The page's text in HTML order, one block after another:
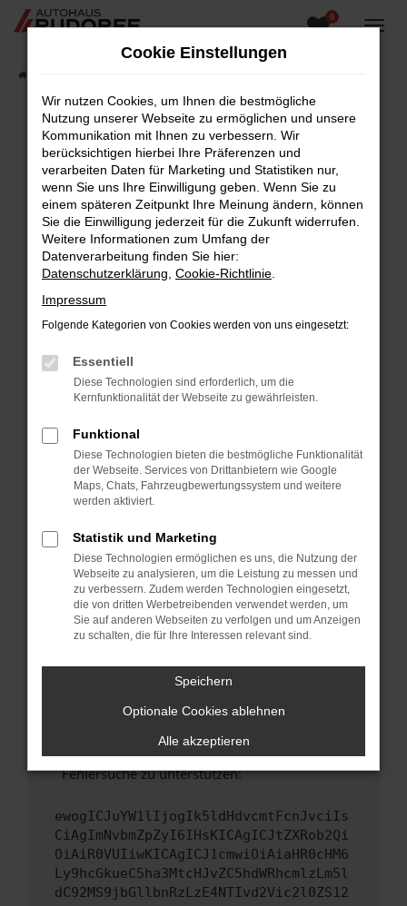
Zum
0
Fehler: Network Error
Beim Laden ist ein Fehler aufgetreten.
Hier sind ein paar Tipps, die dir helfen können:
Überprüfe deine Firewall und deine
Internetverbindung.
Laden andere Webseiten, zum Beispiel deine
Suchmaschine?
Prüfe deine Browsererweiterungen.
Manche Erweiterungen, wie Werbeblocker,
können das Laden bestimmter Seiten
verhindern. Funktioniert die Seite in einem
Fenster?
Starte dein Gerät neu.
Das kann manchmal helfen, vorübergehende
Probleme zu beheben.
Betriebssystem auf dem neuesten Stand
sind.
Veraltete Software birgt nicht nur ein
Sicherheitsrisiko, sondern kann auch dazu
führen, dass bestimmte Funktionen nicht mehr
unterstützt werden.
Wende dich an den Webseitenbetreiber.
Wenn du alle oben genannten Schritte versucht
hast, kontaktiere uns bitte. Wir werden
versuchen, das Problem zu beheben. Du kannst
uns diesen Text schicken, um uns bei der
Fehlersuche zu unterstützen:
ewogICJuYW1lIjogIk5ldHdvcmtFcnJvciIs
CiAgImNvbmZpZyI6IHsKICAgICJtZXRob2Qi
OiAiR0VUIiwKICAgICJ1cmwiOiAiaHR0cHM6
Ly9hcGkueC5ha3MtcHJvZC5hdWRhcmlzLm5l
dC92MS9jbGllbnRzLzE4NTIvd2Vic2l0ZS12
Cookie Einstellungen
Wir nutzen Cookies, um Ihnen die bestmögliche
Nutzung unserer Webseite zu ermöglichen und unsere
Kommunikation mit Ihnen zu verbessern. Wir
berücksichtigen hierbei Ihre Präferenzen und
verarbeiten Daten für Marketing und Statistiken nur,
wenn Sie uns Ihre Einwilligung geben. Wenn Sie zu
einem späteren Zeitpunkt Ihre Meinung ändern, können
Sie die Einwilligung jederzeit für die Zukunft widerrufen.
Weitere Informationen zum Umfang der
Datenverarbeitung finden Sie hier:
Datenschutzerklärung Cookie-Richtlinie
Impressum
Folgende Kategorien von Cookies werden von uns eingesetzt:
Essentiell
Diese Technologien sind erforderlich, um die
Kernfunktionalität der Webseite zu gewährleisten.
Funktional
Diese Technologien bieten die bestmögliche Funktionalität
der Webseite. Services von Drittanbietern wie Google
Maps, Chats, Fahrzeugbewertungssystem und weitere
werden aktiviert.
Statistik und Marketing
Diese Technologien ermöglichen es uns, die Nutzung der
Webseite zu analysieren, um die Leistung zu messen und
zu verbessern. Zudem werden Technologien eingesetzt,
die von dritten Werbetreibenden verwendet werden, um
Sie auf anderen Webseiten zu verfolgen und um Anzeigen
zu schalten, die für Ihre Interessen relevant sind.
Speichern
Optionale Cookies ablehnen
Alle akzeptieren